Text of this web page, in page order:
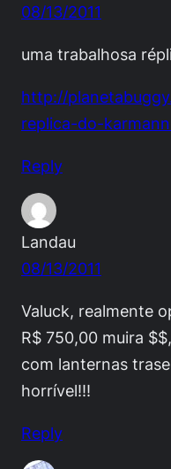
08/13/2011
uma trabalhosa
http://
replica-do-
Reply
Landau
08/13/2011
Valuck, realmente
R$ 750,00 muira
com lanternas
horrível!!!
Reply